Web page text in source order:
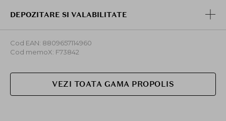
DEPOZITARE SI VALABILITATE
Cod EAN: 8809657114960
Cod memoX: F73842
VEZI TOATA GAMA PROPOLIS